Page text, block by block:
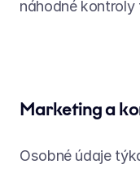
náhodné
Marketing a
Osobné údaje